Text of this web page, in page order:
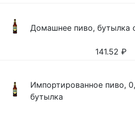
Домашнее пиво, бутылка
141.52 ₽
Импортированное пиво,
бутылка